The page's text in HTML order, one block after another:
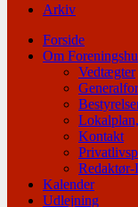
Arkiv
Forside
Om
Vedtægter
Kontakt
Kalender
Udlejning